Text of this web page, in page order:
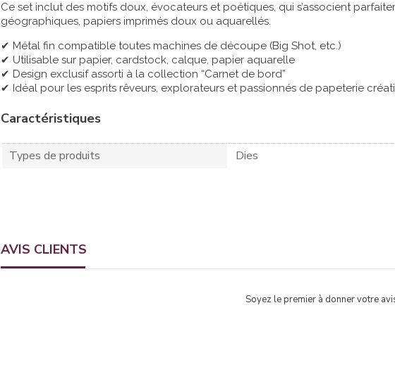
Ce set inclut des motifs doux, évocateurs et poétiques, qui s’associent
géographiques, papiers imprimés doux ou aquarellés.
✔ Métal fin compatible toutes machines de découpe (Big Shot, etc.)
✔ Utilisable sur papier, cardstock, calque, papier aquarelle
✔ Design exclusif assorti à la collection “Carnet de bord”
✔ Idéal pour les esprits rêveurs, explorateurs et passionnés de papeterie
Caractéristiques
Types de produits Dies
AVIS CLIENTS
Soyez le premier à donner votre